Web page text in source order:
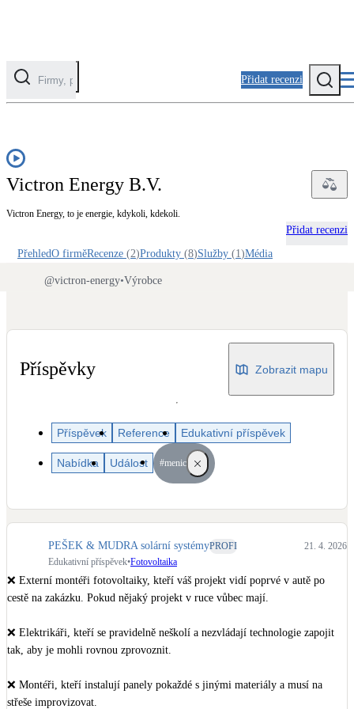
Přidat recenzi
Solární ohřev vody
Zateplení
Na přípravu teplé vody i přitápění
Klimatizace
Teplovzdušné vytápění
Okna / dveře
Victron Energy B.V.
Victron Energy, to je energie, kdykoli, kdekoli.
Přidat recenzi
PřehledO firměRecenze (2)Produkty (8)Služby (1)Média
@victron-energy•Výrobce
Příspěvky Zobrazit mapu
Příspěvek Reference Edukativní příspěvek
Nabídka Událost #menic
PEŠEK & MUDRA solární systémyPROFI
21. 4. 2026
Edukativní příspěvek•Fotovoltaika
❌ Externí montéři fotovoltaiky, kteří váš projekt vidí poprvé v autě po
cestě na zakázku. Pokud nějaký projekt v ruce vůbec mají.
❌ Elektrikáři, kteří se pravidelně neškolí a nezvládají technologie zapojit
tak, aby je mohli rovnou zprovoznit.
❌ Montéři, kteří instalují panely pokaždé s jinými materiály a musí na
střeše improvizovat.